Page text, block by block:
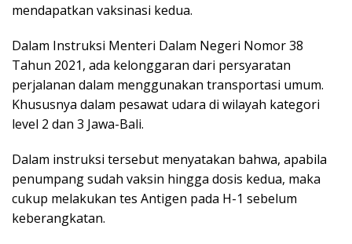
mendapatkan vaksinasi kedua.
Dalam Instruksi Menteri Dalam Negeri Nomor 38
Tahun 2021, ada kelonggaran dari persyaratan
perjalanan dalam menggunakan transportasi umum.
Khususnya dalam pesawat udara di wilayah kategori
level 2 dan 3 Jawa-Bali.
Dalam instruksi tersebut menyatakan bahwa, apabila
penumpang sudah vaksin hingga dosis kedua, maka
cukup melakukan tes Antigen pada H-1 sebelum
keberangkatan.